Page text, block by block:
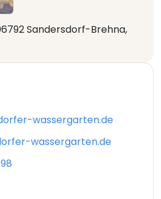
Sandersdorf-Brehna,
wassergarten.de
wassergarten.de